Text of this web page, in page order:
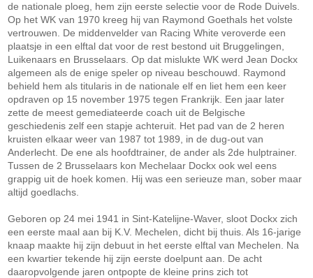
de nationale ploeg, hem zijn eerste selectie voor de Rode Duivels.
Op het WK van 1970 kreeg hij van Raymond Goethals het volste
vertrouwen. De middenvelder van Racing White veroverde een
plaatsje in een elftal dat voor de rest bestond uit Bruggelingen,
Luikenaars en Brusselaars. Op dat mislukte WK werd Jean Dockx
algemeen als de enige speler op niveau beschouwd. Raymond
behield hem als titularis in de nationale elf en liet hem een keer
opdraven op 15 november 1975 tegen Frankrijk. Een jaar later
zette de meest gemediateerde coach uit de Belgische
geschiedenis zelf een stapje achteruit. Het pad van de 2 heren
kruisten elkaar weer van 1987 tot 1989, in de dug-out van
Anderlecht. De ene als hoofdtrainer, de ander als 2de hulptrainer.
Tussen de 2 Brusselaars kon Mechelaar Dockx ook wel eens
grappig uit de hoek komen. Hij was een serieuze man, sober maar
altijd goedlachs.
Geboren op 24 mei 1941 in Sint-Katelijne-Waver, sloot Dockx zich
een eerste maal aan bij K.V. Mechelen, dicht bij thuis. Als 16-jarige
knaap maakte hij zijn debuut in het eerste elftal van Mechelen. Na
een kwartier tekende hij zijn eerste doelpunt aan. De acht
daaropvolgende jaren ontpopte de kleine prins zich tot